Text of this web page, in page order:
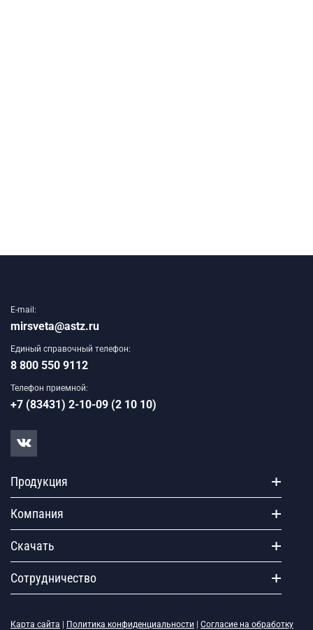
E-mail:
mirsveta@astz.ru
Единый справочный телефон:
8 800 550 9112
Телефон приемной:
+7 (83431) 2-10-09 (2 10 10)
Продукция
Компания
Скачать
Сотрудничество
Карта сайта Политика конфиденциальности
Согласие на обработку